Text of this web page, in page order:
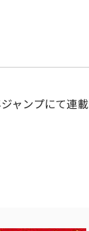
ャンプにて連